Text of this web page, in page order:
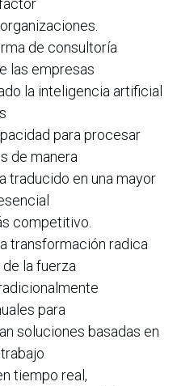
de consultoría
las empresas
la inteligencia artificial
para procesar
de manera
traducido en una mayor
competitivo.
transformación radica
la fuerza
para
soluciones basadas en
tiempo real,